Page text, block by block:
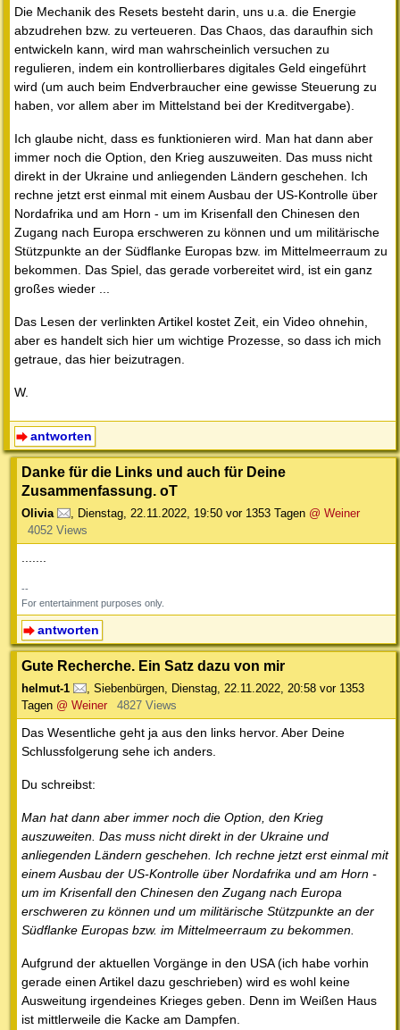
Die Mechanik des Resets besteht darin, uns u.a. die Energie
abzudrehen bzw. zu verteueren. Das Chaos, das daraufhin sich
entwickeln kann, wird man wahrscheinlich versuchen zu
regulieren, indem ein kontrollierbares digitales Geld eingeführt
wird (um auch beim Endverbraucher eine gewisse Steuerung zu
haben, vor allem aber im Mittelstand bei der Kreditvergabe).
Ich glaube nicht, dass es funktionieren wird. Man hat dann aber
immer noch die Option, den Krieg auszuweiten. Das muss nicht
direkt in der Ukraine und anliegenden Ländern geschehen. Ich
rechne jetzt erst einmal mit einem Ausbau der US-Kontrolle über
Nordafrika und am Horn - um im Krisenfall den Chinesen den
Zugang nach Europa erschweren zu können und um militärische
Stützpunkte an der Südflanke Europas bzw. im Mittelmeerraum zu
bekommen. Das Spiel, das gerade vorbereitet wird, ist ein ganz
großes wieder ...
Das Lesen der verlinkten Artikel kostet Zeit, ein Video ohnehin,
aber es handelt sich hier um wichtige Prozesse, so dass ich mich
getraue, das hier beizutragen.
W.
antworten
Danke für die Links und auch für Deine
Zusammenfassung. oT
Olivia , Dienstag, 22.11.2022, 19:50 vor 1353 Tagen @ Weiner
4052 Views
.......
--
For entertainment purposes only.
antworten
Gute Recherche. Ein Satz dazu von mir
helmut-1 , Siebenbürgen, Dienstag, 22.11.2022, 20:58 vor 1353
Tagen @ Weiner 4827 Views
Das Wesentliche geht ja aus den links hervor. Aber Deine
Schlussfolgerung sehe ich anders.
Du schreibst:
Man hat dann aber immer noch die Option, den Krieg
auszuweiten. Das muss nicht direkt in der Ukraine und
anliegenden Ländern geschehen. Ich rechne jetzt erst einmal mit
einem Ausbau der US-Kontrolle über Nordafrika und am Horn -
um im Krisenfall den Chinesen den Zugang nach Europa
erschweren zu können und um militärische Stützpunkte an der
Südflanke Europas bzw. im Mittelmeerraum zu bekommen.
Aufgrund der aktuellen Vorgänge in den USA (ich habe vorhin
gerade einen Artikel dazu geschrieben) wird es wohl keine
Ausweitung irgendeines Krieges geben. Denn im Weißen Haus
ist mittlerweile die Kacke am Dampfen.